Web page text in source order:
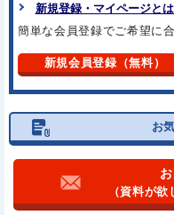
新規登録・マイページとは
簡単な会員登録でご希望に合
新規会員登録（無料）
お
（資料が欲